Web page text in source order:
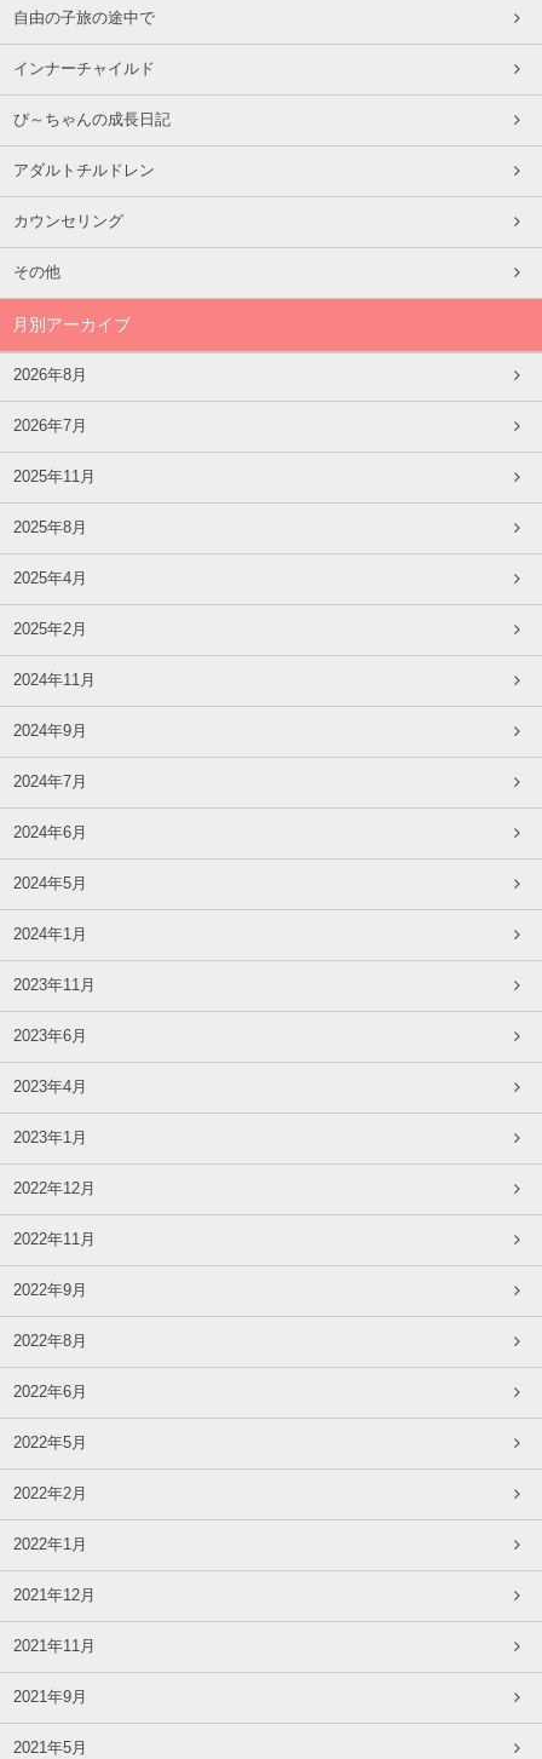
自由の子旅の途中で
インナーチャイルド
ぴ～ちゃんの成長日記
アダルトチルドレン
カウンセリング
その他
月別アーカイブ
2026年8月
2026年7月
2025年11月
2025年8月
2025年4月
2025年2月
2024年11月
2024年9月
2024年7月
2024年6月
2024年5月
2024年1月
2023年11月
2023年6月
2023年4月
2023年1月
2022年12月
2022年11月
2022年9月
2022年8月
2022年6月
2022年5月
2022年2月
2022年1月
2021年12月
2021年11月
2021年9月
2021年5月